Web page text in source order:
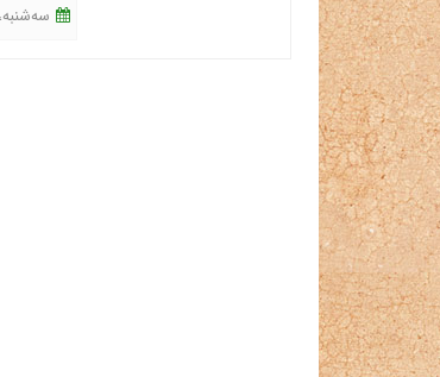
ﺳﻪشنبه، 31 شهریور 1394 - 13:30